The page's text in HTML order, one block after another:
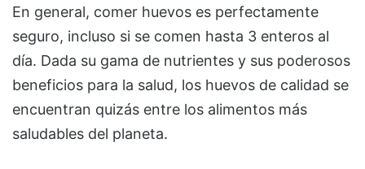
En general, comer huevos es perfectamente
seguro, incluso si se comen hasta 3 enteros al
día. Dada su gama de nutrientes y sus poderosos
beneficios para la salud, los huevos de calidad se
encuentran quizás entre los alimentos más
saludables del planeta.